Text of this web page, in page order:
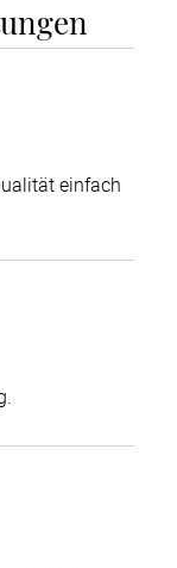
einfach